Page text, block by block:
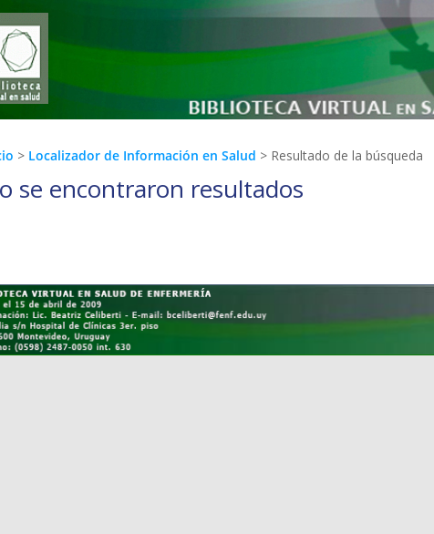
> Localizador de Información en Salud > Resultado de la búsqueda
se encontraron resultados